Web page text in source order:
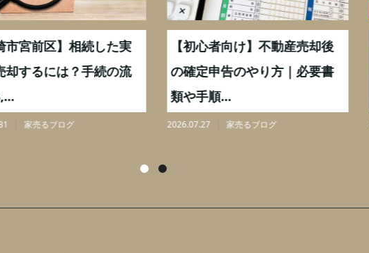
市宮前区】相続した実
却するには？手続の流
家売るブログ
【初心者向け】不動産売却後
の確定申告のやり方｜必要書
類や手順...
2026.07.27 家売るブログ